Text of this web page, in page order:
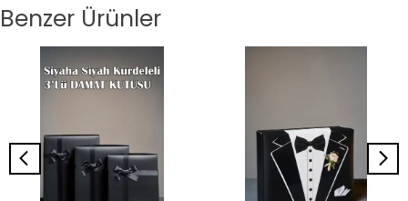
Benzer Ürünler